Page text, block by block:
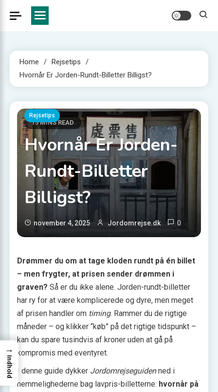
Home
Rejsetips
Hvornår Er Jorden-Rundt-Billetter Billigst?
15 MINS READ
Rejsetips
Hvornår Er Jorden-
Rundt-Billetter
Billigst?
november 4, 2025 Jordomrejse.dk 0
Drømmer du om at tage kloden rundt på én billet
– men frygter, at prisen sender drømmen i
graven? Så er du ikke alene. Jorden-rundt-billetter
har ry for at være komplicerede og dyre, men meget
af prisen handler om timing. Rammer du de rigtige
måneder – og klikker “køb” på det rigtige tidspunkt –
kan du spare tusindvis af kroner uden at gå på
kompromis med eventyret.
I denne guide dykker Jordomrejseguidenned i
hemmelighederne bag lavpris-billetterne: hvornår på
→
Indhold